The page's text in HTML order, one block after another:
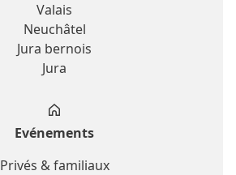
Valais
Neuchâtel
Jura bernois
Jura
Evénements
Privés & familiaux